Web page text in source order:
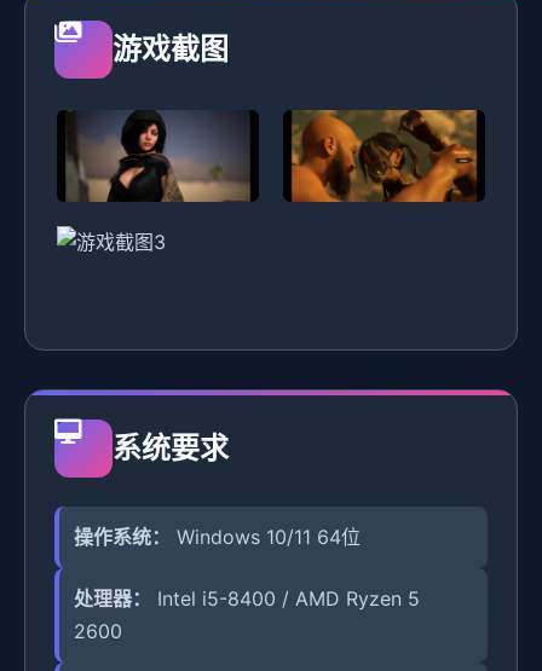
游戏截图
系统要求
操作系统： Windows 10/11 64位
处理器：
Intel i5-8400 / AMD Ryzen 5
2600